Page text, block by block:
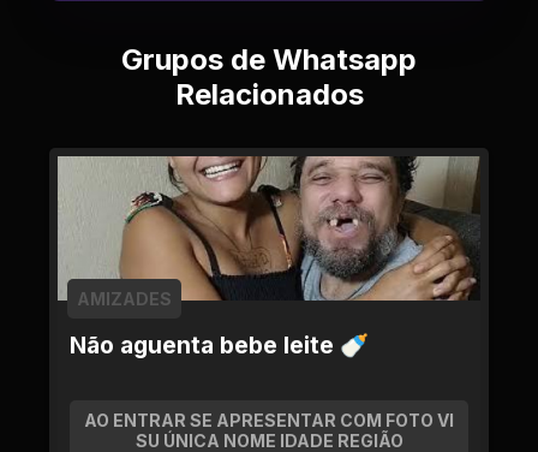
Grupos de Whatsapp
Relacionados
Não aguenta bebe leite 🍼
AMIZADES
AO ENTRAR SE APRESENTAR COM FOTO VI
SU ÚNICA NOME IDADE REGIÃO